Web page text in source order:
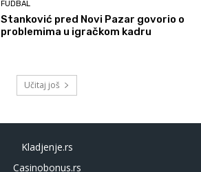
FUDBAL
Stanković pred Novi Pazar govorio o
problemima u igračkom kadru
Učitaj još
Kladjenje.rs
Casinobonus.rs